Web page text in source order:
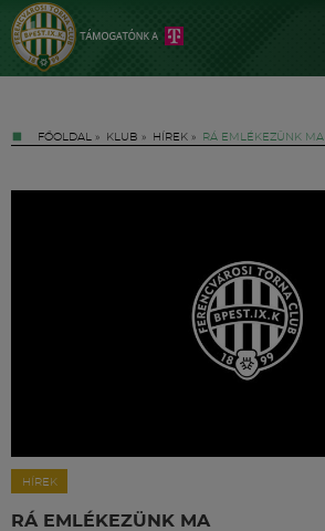
FŐOLDAL » KLUB » HÍREK » RÁ EMLÉKEZÜNK MA
HÍREK
RÁ EMLÉKEZÜNK MA
Labdarúgás